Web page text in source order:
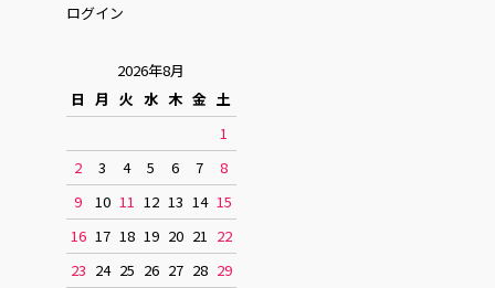
ログイン
2026年8月
日
月 火 水 木 金 土
1
2
3 4 5 6 7
8
9
10 11 12 13 14 15
16 17 18 19 20 21
22
23 24 25 26 27 28 29